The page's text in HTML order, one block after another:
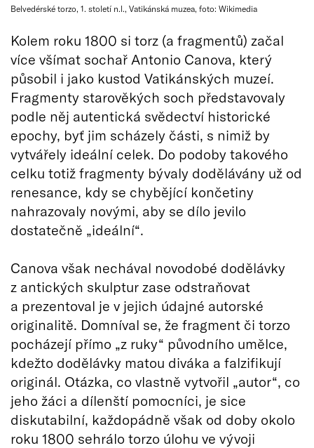
Belvedérské torzo, 1. století n.l., Vatikánská muzea, foto: Wikimedia
Kolem roku 1800 si torz (a fragmentů) začal
více všímat sochař Antonio Canova, který
působil i jako kustod Vatikánských muzeí.
Fragmenty starověkých soch představovaly
podle něj autentická svědectví historické
epochy, byť jim scházely části, s nimiž by
vytvářely ideální celek. Do podoby takového
celku totiž fragmenty bývaly dodělávány už od
renesance, kdy se chybějící končetiny
nahrazovaly novými, aby se dílo jevilo
dostatečně „ideální“.
Canova však nechával novodobé dodělávky
z antických skulptur zase odstraňovat
a prezentoval je v jejich údajné autorské
originalitě. Domníval se, že fragment či torzo
pocházejí přímo „z ruky“ původního umělce,
kdežto dodělávky matou diváka a falzifikují
originál. Otázka, co vlastně vytvořil „autor“, co
jeho žáci a dílenští pomocníci, je sice
diskutabilní, každopádně však od doby okolo
roku 1800 sehrálo torzo úlohu ve vývoji